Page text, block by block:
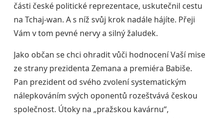
části české politické reprezentace, uskutečnil cestu
na Tchaj-wan. A s níž svůj krok nadále hájíte. Přeji
Vám v tom pevné nervy a silný žaludek.
Jako občan se chci ohradit vůči hodnocení Vaší mise
ze strany prezidenta Zemana a premiéra Babiše.
Pan prezident od svého zvolení systematickým
nálepkováním svých oponentů rozeštvává českou
společnost. Útoky na „pražskou kavárnu“,